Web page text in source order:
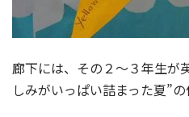
廊下には、その２～３年生が
しみがいっぱい詰まった夏”